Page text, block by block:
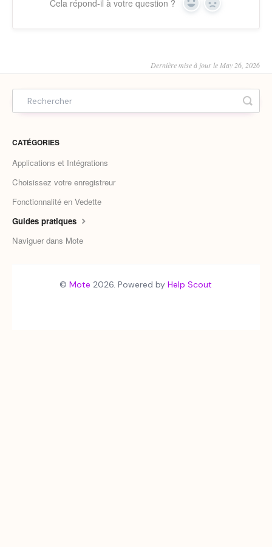
Cela répond-il à votre question ? Yes No
Dernière mise à jour le May 26, 2026
CATÉGORIES
Applications et Intégrations
Choisissez votre enregistreur
Fonctionnalité en Vedette
Guides pratiques
Naviguer dans Mote
©Mote 2026.Powered byHelp Scout